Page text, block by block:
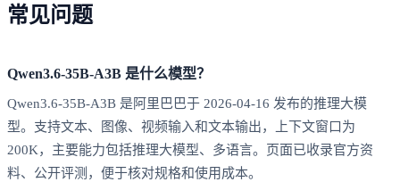
常见问题
Qwen3.6-35B-A3B 是什么模型？
Qwen3.6-35B-A3B 是阿里巴巴于 2026-04-16 发布的推理大模
型。支持文本、图像、视频输入和文本输出，上下文窗口为
200K，主要能力包括推理大模型、多语言。页面已收录官方资
料、公开评测，便于核对规格和使用成本。